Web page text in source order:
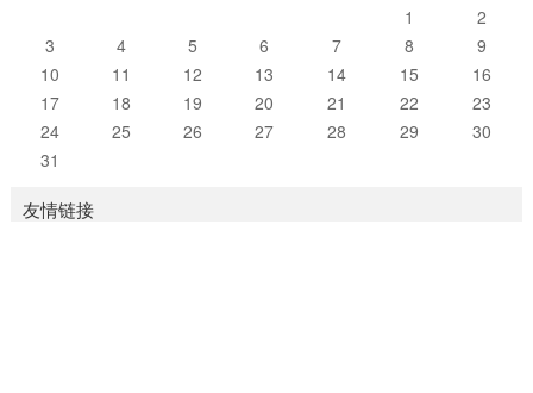
1
2
3
4 5 6 7 8
9
10
11 12 13 14 15
16
17
18 19 20 21 22
23
24
25 26 27 28 29
30
31
友情链接